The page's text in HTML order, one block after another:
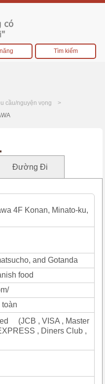
Tìm kiếm
cầu/nguyện vọng
Đường Đi
4F Konan, Minato-ku,
and Gotanda
food
toàn
(JCB , VISA , Master
, Diners Club ,